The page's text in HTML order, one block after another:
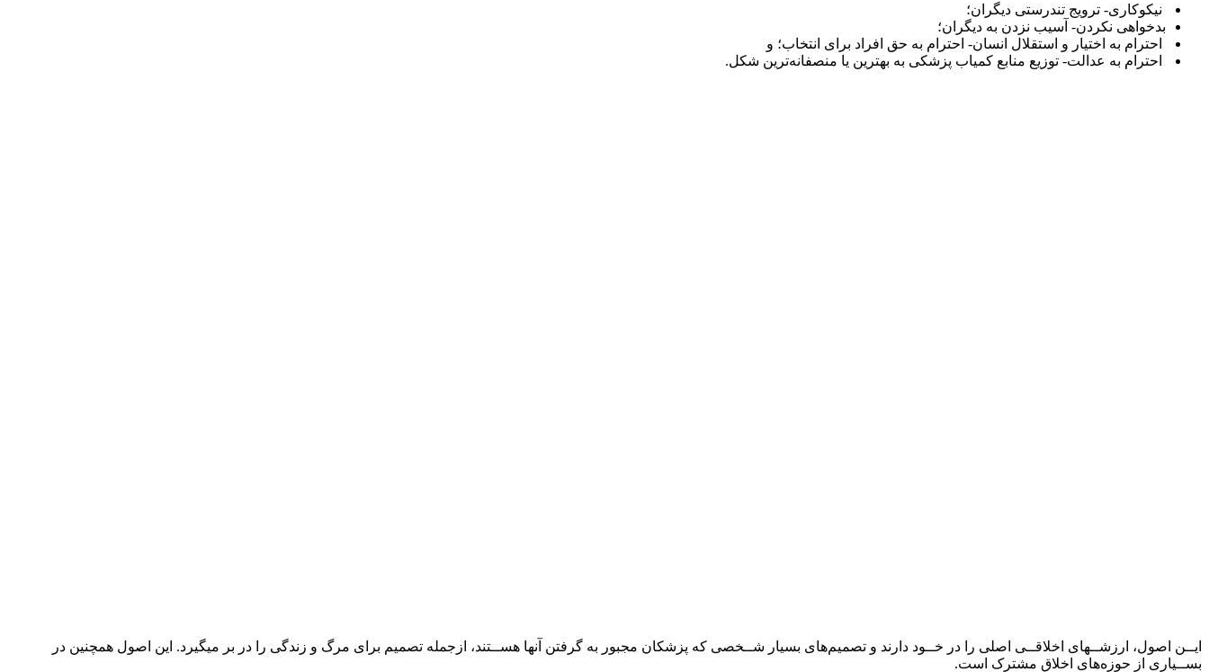
نیکوکاری- ترویج تندرستی دیگران؛
بدخواهی نکردن- آسیب نزدن به دیگران؛
احترام به اختیار و استقلال انسان- احترام به حق افراد برای انتخاب؛ و
احترام به عدالت- توزیع منابع کمیاب پزشکی به بهترین یا منصفانه‌ترین شکل.
ایــن اصول، ارزشــهای اخلاقــی اصلی را در خــود دارند و تصمیم‌های بسیار شــخصی که پزشکان مجبور به گرفتن آنها هســتند، ازجمله تصمیم برای مرگ و زندگی را در بر میگیرد. این اصول همچنین در
بســیاری از حوزه‌های اخلاق مشترک است.